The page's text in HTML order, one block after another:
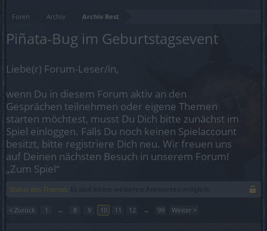
Foren Archiv Archiv Rest
Piñata-Bug im Geburtstagsevent
Liebe(r) Forum-Leser/in,
wenn Du in diesem Forum aktiv an den
Gesprächen teilnehmen oder eigene Themen
starten möchtest, musst Du Dich bitte zunächst im
Spiel einloggen. Falls Du noch keinen Spielaccount
besitzt, bitte registriere Dich neu. Wir freuen uns
auf Deinen nächsten Besuch in unserem Forum!
„Zum Spiel“
Status des Themas:
< Zurück 1 ← 8 9 10 11 12 → 99 Weiter >